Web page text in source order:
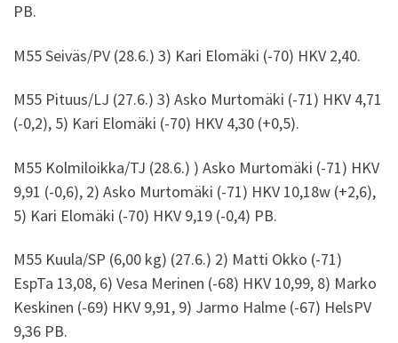
PB.
M55 Seiväs/PV (28.6.) 3) Kari Elomäki (-70) HKV 2,40.
M55 Pituus/LJ (27.6.) 3) Asko Murtomäki (-71) HKV 4,71
(-0,2), 5) Kari Elomäki (-70) HKV 4,30 (+0,5).
M55 Kolmiloikka/TJ (28.6.) ) Asko Murtomäki (-71) HKV
9,91 (-0,6), 2) Asko Murtomäki (-71) HKV 10,18w (+2,6),
5) Kari Elomäki (-70) HKV 9,19 (-0,4) PB.
M55 Kuula/SP (6,00 kg) (27.6.) 2) Matti Okko (-71)
EspTa 13,08, 6) Vesa Merinen (-68) HKV 10,99, 8) Marko
Keskinen (-69) HKV 9,91, 9) Jarmo Halme (-67) HelsPV
9,36 PB.